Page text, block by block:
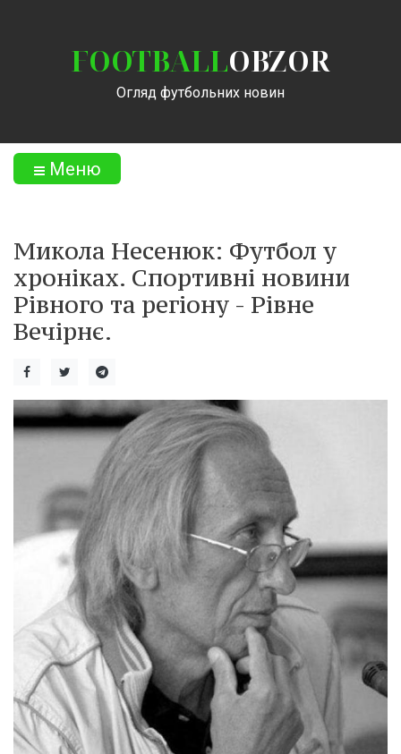
FOOTBALLOBZOR
Огляд футбольних новин
Меню
Микола Несенюк: Футбол у
хроніках. Спортивні новини
Рівного та регіону - Рівне
Вечірнє.